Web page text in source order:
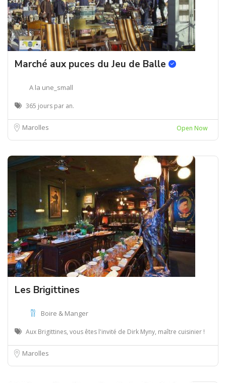
Marché aux puces du Jeu de Balle
A la une_small
365 jours par an.
Marolles Open Now
Les Brigittines
Boire & Manger
Aux Brigittines, vous êtes l'invité de Dirk Myny, maître cuisinier !
Marolles